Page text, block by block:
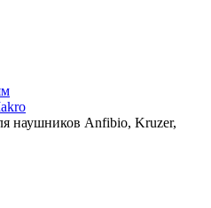
наушников Anfibio, Kruzer,